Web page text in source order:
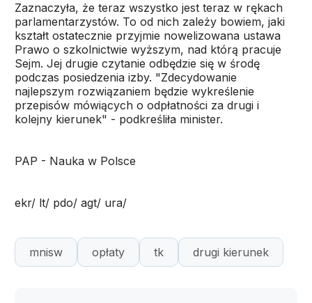
Zaznaczyła, że teraz wszystko jest teraz w rękach
parlamentarzystów. To od nich zależy bowiem, jaki
kształt ostatecznie przyjmie nowelizowana ustawa
Prawo o szkolnictwie wyższym, nad którą pracuje
Sejm. Jej drugie czytanie odbędzie się w środę
podczas posiedzenia izby. "Zdecydowanie
najlepszym rozwiązaniem będzie wykreślenie
przepisów mówiących o odpłatności za drugi i
kolejny kierunek" - podkreśliła minister.
PAP - Nauka w Polsce
ekr/ lt/ pdo/ agt/ ura/
mnisw opłaty tk drugi kierunek